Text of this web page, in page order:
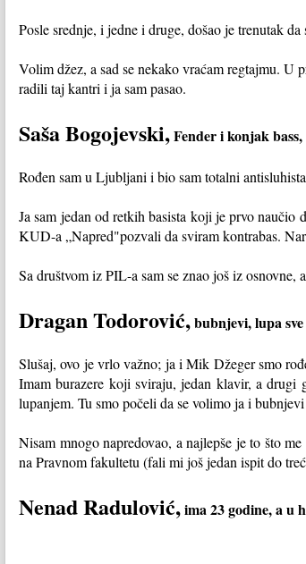
Posle srednje, i jedne i druge, došao je trenutak
Volim džez, a sad se nekako vraćam regtajmu. U
radili taj kantri i ja sam pasao.
Saša Bogojevski,Fender i konjak
Rođen sam u Ljubljani i bio sam totalni
Ja sam jedan od retkih basista koji je prvo naučio
KUD-a „Napred"pozvali da sviram kontrabas.
Sa društvom iz PIL-a sam se znao još iz
Dragan Todorović,bubnjevi, lupa
Slušaj, ovo je vrlo važno; ja i Mik Džeger smo
Imam burazere koji sviraju, jedan klavir, a
lupanjem. Tu smo počeli da se volimo ja i
Nisam mnogo napredovao, a najlepše je to što
na Pravnom fakultetu (fali mi još jedan ispit do
Nenad Radulović,ima 23 godine, a u